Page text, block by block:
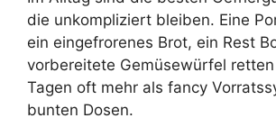
die unkompliziert bleiben. Eine
ein eingefrorenes Brot, ein Rest
vorbereitete Gemüsewürfel
Tagen oft mehr als fancy
bunten Dosen.